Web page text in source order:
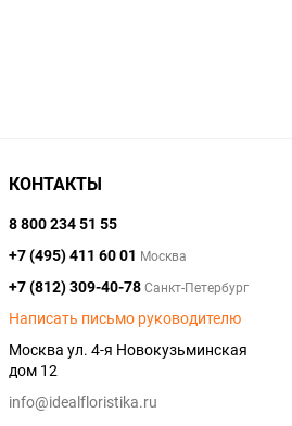
КОНТАКТЫ
8 800 234 51 55
+7 (495) 411 60 01 Москва
+7 (812) 309-40-78Санкт-Петербург
Написать письмо руководителю
Москва ул. 4-я Новокузьминская
дом 12
info@idealfloristika.ru